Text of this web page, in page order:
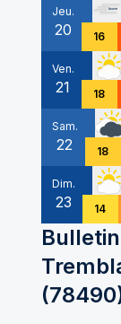
Jeu.
20 16
Ven.
21 18
Sam.
22 18
Dim.
23 14
(78490